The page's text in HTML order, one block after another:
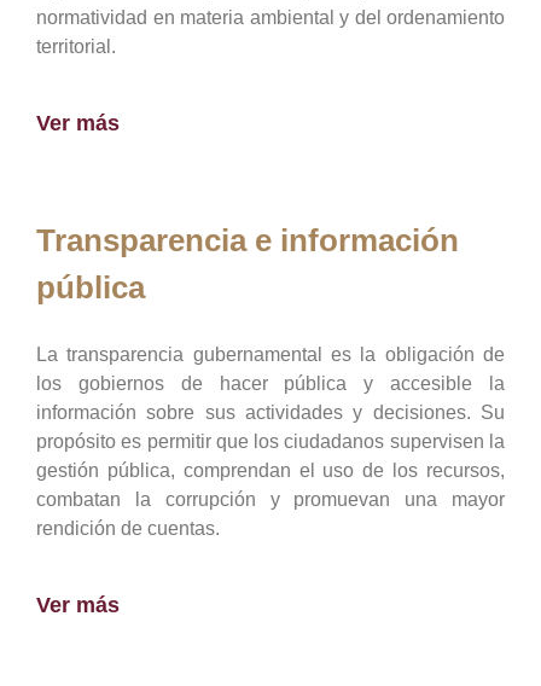
normatividad en materia ambiental y del ordenamiento
territorial.
Ver más
Transparencia e información
pública
La transparencia gubernamental es la obligación de
los gobiernos de hacer pública y accesible la
información sobre sus actividades y decisiones. Su
propósito es permitir que los ciudadanos supervisen la
gestión pública, comprendan el uso de los recursos,
combatan la corrupción y promuevan una mayor
rendición de cuentas.
Ver más